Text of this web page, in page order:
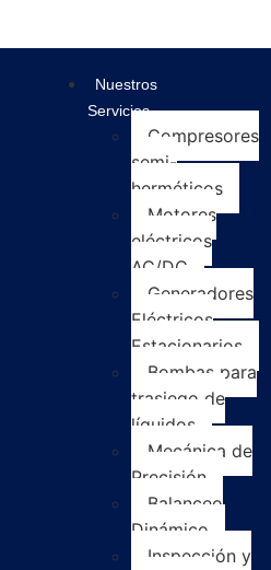
Nuestros
Servicios
Compresores
semi-
herméticos
Motores
eléctricos
AC/DC
Generadores
Eléctricos
Estacionarios
Bombas para
trasiego de
líquidos
Mecánica de
Precisión
Balanceo
Dinámico
Inspección y